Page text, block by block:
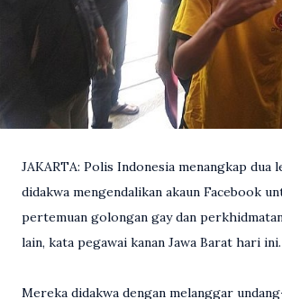
JAKARTA: Polis Indonesia menangkap dua
didakwa mengendalikan akaun Facebook
pertemuan golongan gay dan
lain, kata pegawai kanan Jawa Barat hari ini.
Mereka didakwa dengan melanggar